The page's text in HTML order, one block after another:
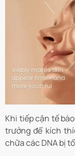
Khi tiếp cận tế
trưởng để kích
chữa các DNA bị